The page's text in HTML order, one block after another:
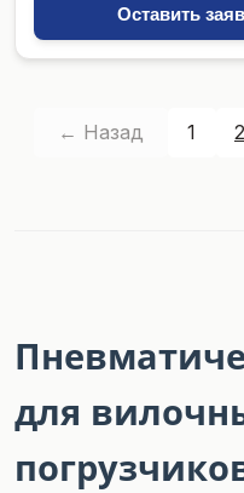
Оставить
← Назад 1 2
для